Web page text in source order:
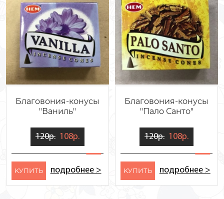
Благовония-конусы
"Ваниль"
120р. 108р.
KУПИТЬ подробнее >
Благовония-конусы
"Пало Санто"
120р. 108р.
KУПИТЬ подробнее >